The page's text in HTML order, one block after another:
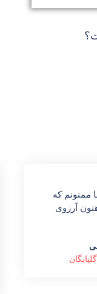
ممنونم که
آرزوی